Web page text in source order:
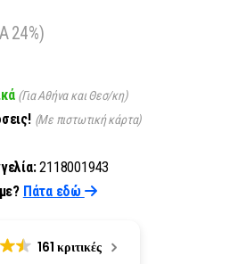
24%)
(Για Αθήνα και Θεσ/κη)
(Με πιστωτική κάρτα)
2118001943
Πάτα εδώ
161 κριτικές